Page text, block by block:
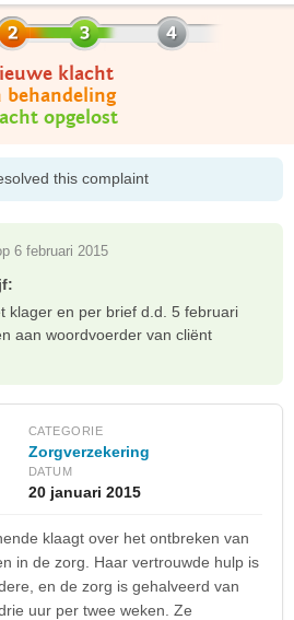
klacht
behandeling
opgelost
this complaint
6 februari 2015
klager en per brief d.d. 5 februari
aan woordvoerder van cliënt
CATEGORIE
Zorgverzekering
DATUM
20 januari 2015
klaagt over het ontbreken van
in de zorg. Haar vertrouwde hulp is
en de zorg is gehalveerd van
uur per twee weken. Ze